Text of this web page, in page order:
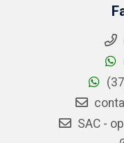
SAC -